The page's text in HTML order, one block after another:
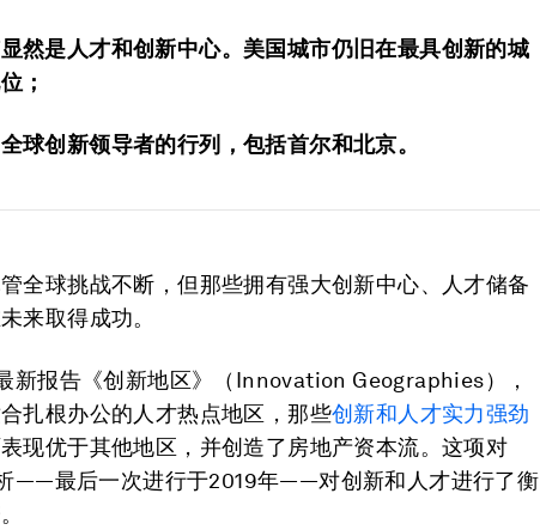
然是人才和创新中心。美国城市仍旧在最具创新的城
；
球创新领导者的行列，包括首尔和北京。
全球挑战不断，但那些拥有强大创新中心、人才储备
来取得成功。
新报告《创新地区》（Innovation Geographies），
扎根办公的人才热点地区，那些创新和人才实力强劲
现优于其他地区，并创造了房地产资本流。这项对
——最后一次进行于2019年——对创新和人才进行了衡